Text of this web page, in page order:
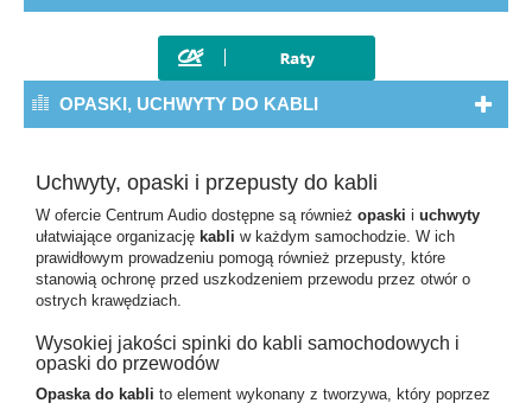
OPASKI, UCHWYTY DO KABLI
Uchwyty, opaski i przepusty do kabli
W ofercie Centrum Audio dostępne są również opaski i uchwyty
ułatwiające organizację kabli w każdym samochodzie. W ich
prawidłowym prowadzeniu pomogą również przepusty, które
stanowią ochronę przed uszkodzeniem przewodu przez otwór o
ostrych krawędziach.
Wysokiej jakości spinki do kabli samochodowych i
opaski do przewodów
Opaska do kabli to element wykonany z tworzywa, który poprzez